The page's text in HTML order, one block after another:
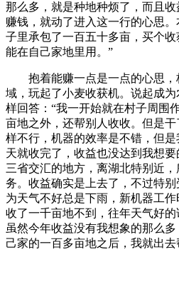
那么多，就是种地种烦了，而且
赚钱，就动了进入这一行的心思
子里承包了一百五十多亩，买个
能在自己家地里用。”
抱着能赚一点是一点的心思
域，玩起了小麦收获机。说起成
样回答：“我一开始就在村子周围
亩地之外，还帮别人收收。但是
样不行，机器的效率是不错，但
天就收完了，收益也没达到我想
三省交汇的地方，离湖北特别近
务。收益确实是上去了，不过特
为天气不好总是下雨，新机器工
收了一千亩地不到，往年天气好的
虽然今年收益没有我想象的那么
己家的一百多亩地之后，我就出